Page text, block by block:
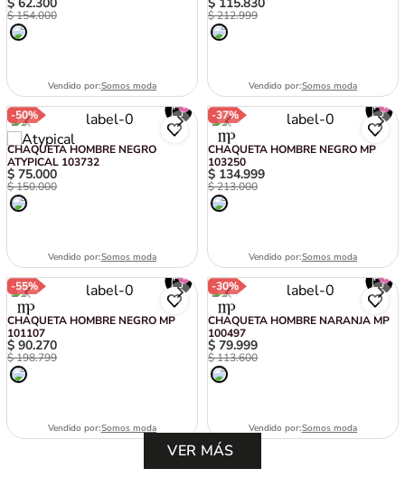
$154.000
Vendido por:Somos moda
$212.999
Vendido por:Somos moda
-50%
CHAQUETA HOMBRE NEGRO
ATYPICAL 103732
$ 75.000
$150.000
Vendido por:Somos moda
-37%
CHAQUETA HOMBRE NEGRO MP
103250
$ 134.999
$213.000
Vendido por:Somos moda
-55%
CHAQUETA HOMBRE NEGRO MP
101107
$ 90.270
$198.799
Vendido por:Somos moda
-30%
CHAQUETA HOMBRE NARANJA MP
100497
$ 79.999
$113.600
Vendido por:Somos moda